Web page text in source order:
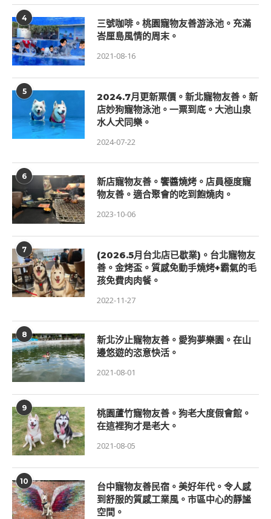
4
三號咖啡。桃園寵物友善游泳池。充滿
峇厘島風情的周末。
2021-08-16
5
2024.7月更新票價。新北寵物友善。新
店妙狗寵物泳池。一票到底。大池山泉
水人犬同樂。
2024-07-22
6
新店寵物友善。饗醬燒烤。店員極度寵
物友善。適合聚會的吃到飽燒肉。
2023-10-06
7
(2026.5月台北店已歇業)。台北寵物友
善。金烤盃。質感免動手燒烤+霸氣的毛
孩免費肉肉餐。
2022-11-27
8
新北汐止寵物友善。愛狗夢樂園。在山
邊悠遊的恣意快活。
2021-08-01
9
桃園蘆竹寵物友善。狗老大度假會館。
在這裡狗才是老大。
2021-08-05
10
台中寵物友善民宿。美好年代。令人感
到舒服的質感工業風。市區中心的靜謐
空間。